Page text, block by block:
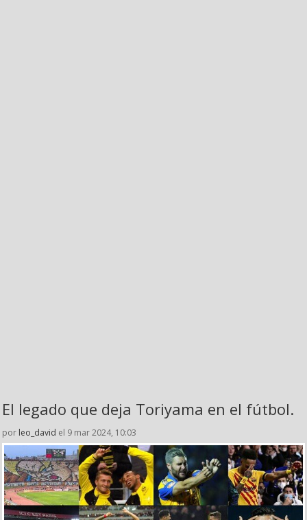
El legado que deja Toriyama en el fútbol.
por leo_david el 9 mar 2024, 10:03